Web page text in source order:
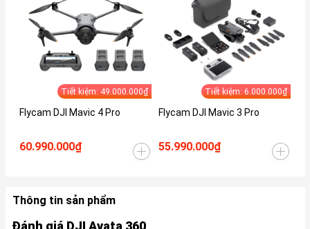
Tiết kiệm: 49.000.000₫
Flycam DJI Mavic 4 Pro
60.990.000₫
Tiết kiệm: 6.000.000₫
Flycam DJI Mavic 3 Pro
55.990.000₫
Thông tin sản phẩm
Đánh giá DJI Avata 360